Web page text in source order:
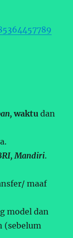
waktudan
Mandiri.
maaf
model dan
(sebelum